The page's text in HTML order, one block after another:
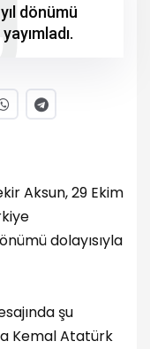
dönümü
Aksun, 29 Ekim
dolayısıyla
şu
Kemal Atatürk